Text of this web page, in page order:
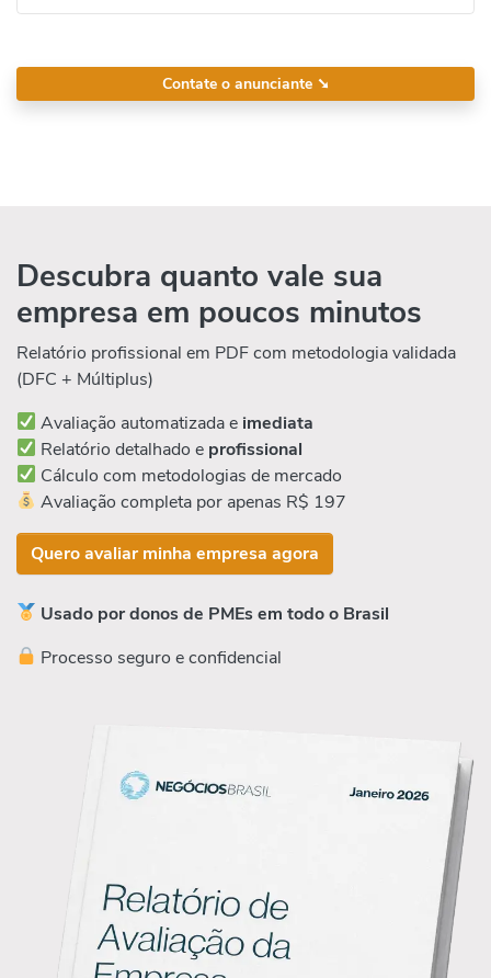
Contate o anunciante ➘
Descubra quanto vale sua
empresa em poucos minutos
Relatório profissional em PDF com metodologia validada
(DFC + Múltiplus)
Avaliação automatizada e imediata
Relatório detalhado e profissional
Cálculo com metodologias de mercado
Avaliação completa por apenas R$ 197
Quero avaliar minha empresa agora
Usado por donos de PMEs em todo o Brasil
Processo seguro e confidencial